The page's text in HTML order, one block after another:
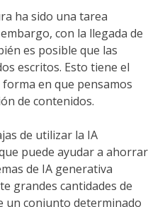
ha sido una tarea
con la llegada de
es posible que las
escritos. Esto tiene el
en que pensamos
de contenidos.
de utilizar la IA
puede ayudar a ahorrar
de IA generativa
grandes cantidades de
un conjunto determinado